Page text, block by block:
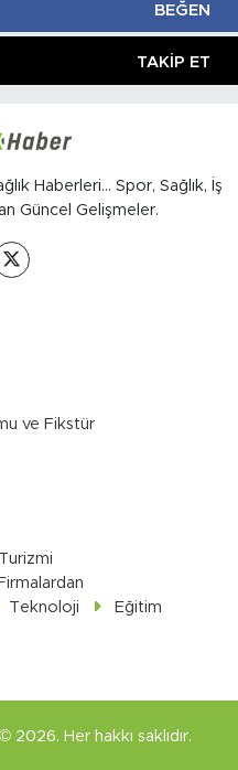
BEĞEN
TAKIP ET
Haberleri... Spor, Sağlık, İş
Güncel Gelişmeler.
ve Fikstür
Teknoloji
Eğitim
2026. Her hakkı saklıdır.